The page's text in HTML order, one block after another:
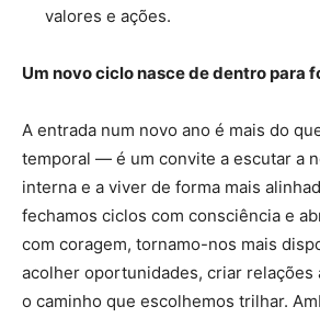
valores e ações.
Um novo ciclo nasce de dentro para
A entrada num novo ano é mais do
temporal — é um convite a escutar a
interna e a viver de forma mais
fechamos ciclos com consciência e
com coragem, tornamo-nos mais
acolher oportunidades, criar relações
o caminho que escolhemos trilhar.